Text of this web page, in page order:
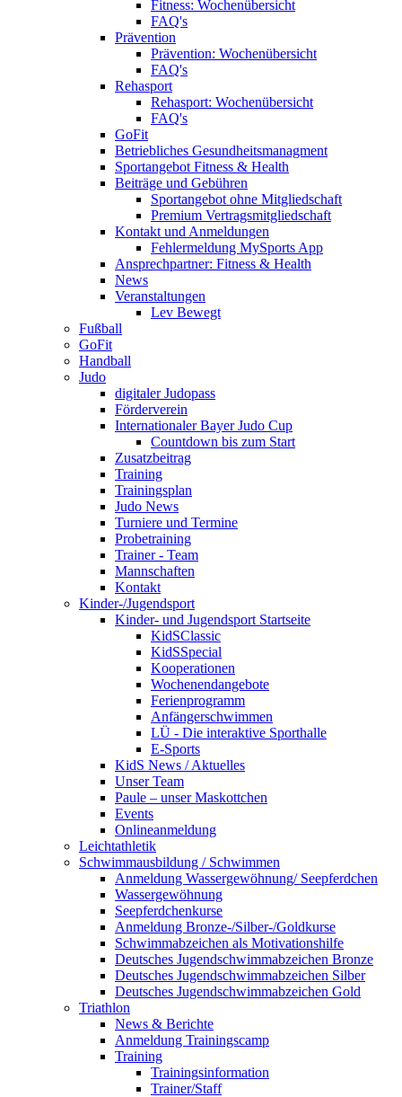
Fitness: Wochenübersicht
FAQ's
Prävention
Prävention: Wochenübersicht
FAQ's
Rehasport
Rehasport: Wochenübersicht
FAQ's
GoFit
Betriebliches Gesundheitsmanagment
Sportangebot Fitness & Health
Beiträge und Gebühren
Sportangebot ohne Mitgliedschaft
Premium Vertragsmitgliedschaft
Kontakt und Anmeldungen
Fehlermeldung MySports App
Ansprechpartner: Fitness & Health
News
Veranstaltungen
Lev Bewegt
Fußball
GoFit
Handball
Judo
digitaler Judopass
Förderverein
Internationaler Bayer Judo Cup
Countdown bis zum Start
Zusatzbeitrag
Training
Trainingsplan
Judo News
Turniere und Termine
Probetraining
Trainer - Team
Mannschaften
Kontakt
Kinder-/Jugendsport
Kinder- und Jugendsport Startseite
KidSClassic
KidSSpecial
Kooperationen
Wochenendangebote
Ferienprogramm
Anfängerschwimmen
LÜ - Die interaktive Sporthalle
E-Sports
KidS News / Aktuelles
Unser Team
Paule – unser Maskottchen
Events
Onlineanmeldung
Leichtathletik
Schwimmausbildung / Schwimmen
Anmeldung Wassergewöhnung/ Seepferdchen
Wassergewöhnung
Seepferdchenkurse
Anmeldung Bronze-/Silber-/Goldkurse
Schwimmabzeichen als Motivationshilfe
Deutsches Jugendschwimmabzeichen Bronze
Deutsches Jugendschwimmabzeichen Silber
Deutsches Jugendschwimmabzeichen Gold
Triathlon
News & Berichte
Anmeldung Trainingscamp
Training
Trainingsinformation
Trainer/Staff